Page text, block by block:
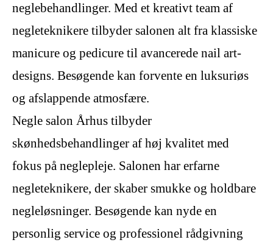
neglebehandlinger. Med et kreativt team af
negleteknikere tilbyder salonen alt fra klassiske
manicure og pedicure til avancerede nail art-
designs. Besøgende kan forvente en luksuriøs
og afslappende atmosfære.
Negle salon Århus tilbyder
skønhedsbehandlinger af høj kvalitet med
fokus på neglepleje. Salonen har erfarne
negleteknikere, der skaber smukke og holdbare
negleløsninger. Besøgende kan nyde en
personlig service og professionel rådgivning